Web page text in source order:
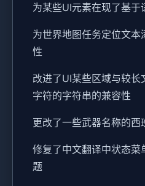
为某些UI元素在现了基
为世界地图任务定位文
性
改进了UI某些区域与较
字符的字符串的兼容性
更改了一些武器名称的西
修复了中文翻译中状态菜
题